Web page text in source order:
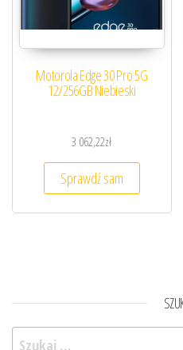
Motorola Edge 30 Pro 5G
12/256GB Niebieski
3 062,22zł
Sprawdź sam
Szukaj: